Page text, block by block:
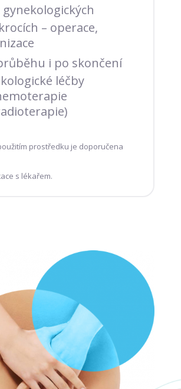
gynekologických
– operace,
i po skončení
léčby
prostředku je doporučena
s lékařem.